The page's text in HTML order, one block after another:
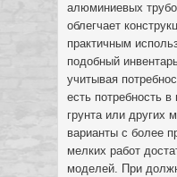
алюминиевых
облегчает
практичным
подобный
учитывая
есть потребность в
грунта или других
варианты с более
мелких работ
моделей. При